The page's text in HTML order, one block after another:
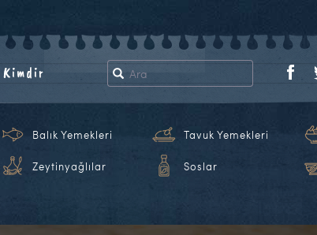
Kimdir
Balık Yemekleri Tavuk Yemekleri
Zeytinyağlılar Soslar